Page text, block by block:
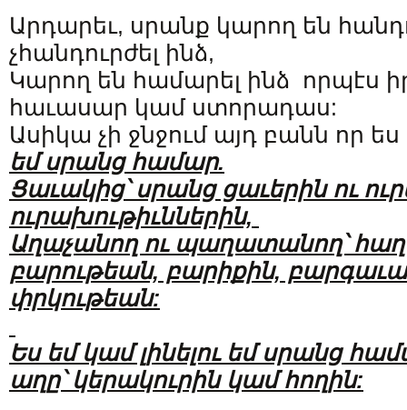
Արդարեւ, սրանք կարող են
չհանդուրժել ինձ,
Կարող են համարել ինձ որպէս
հաւասար կամ ստորադաս:
Ասիկա չի ջնջում այդ բանն որ
եմ սրանց համար.
Ցաւակից՝ սրանց ցաւերին ու
ուրախութիւններին,
Աղաչանող ու պաղատանող՝
բարութեան, բարիքին,
փրկութեան:
Ես եմ կամ լինելու եմ սրանց
աղը՝ կերակուրին կամ հողին: